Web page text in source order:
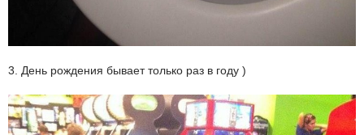
3. День рождения бывает только раз в году )